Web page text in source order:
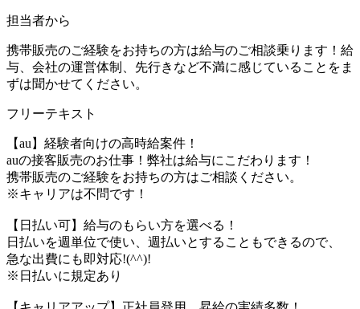
担当者から
携帯販売のご経験をお持ちの方は給与のご相談乗ります！給
与、会社の運営体制、先行きなど不満に感じていることをま
ずは聞かせてください。
フリーテキスト
【au】経験者向けの高時給案件！
auの接客販売のお仕事！弊社は給与にこだわります！
携帯販売のご経験をお持ちの方はご相談ください。
※キャリアは不問です！
【日払い可】給与のもらい方を選べる！
日払いを週単位で使い、週払いとすることもできるので、
急な出費にも即対応!(^^)!
※日払いに規定あり